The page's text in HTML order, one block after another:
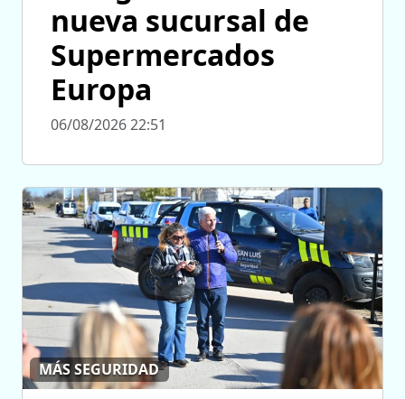
nueva sucursal de
Supermercados
Europa
06/08/2026 22:51
MÁS SEGURIDAD